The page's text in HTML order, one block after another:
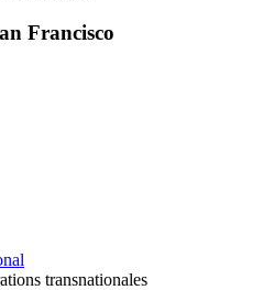
Francisco
transnationales